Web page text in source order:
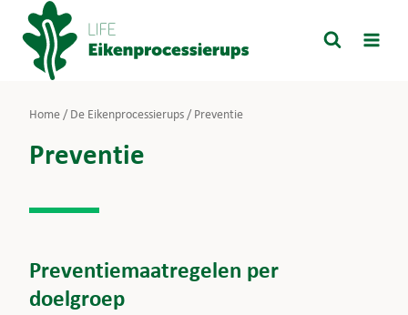
Doorgaan
naar
inhoud
Home / De Eikenprocessierups / Preventie
Preventie
Preventiemaatregelen per
doelgroep